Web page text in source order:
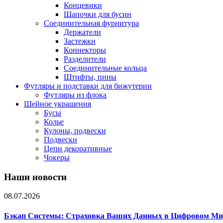
Концевики
Шапочки для бусин
Соединительная фурнитура
Держатели
Застежки
Коннекторы
Разделители
Соединительные кольца
Штифты, пины
Футляры и подставки для бижутерии
Футляры из флока
Шейное украшения
Бусы
Колье
Кулоны, подвески
Подвески
Цепи декоративные
Чокеры
Наши новости
08.07.2026
Бэкап Системы: Страховка Ваших Данных в Цифровом